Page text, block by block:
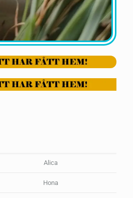
Alica
Hona